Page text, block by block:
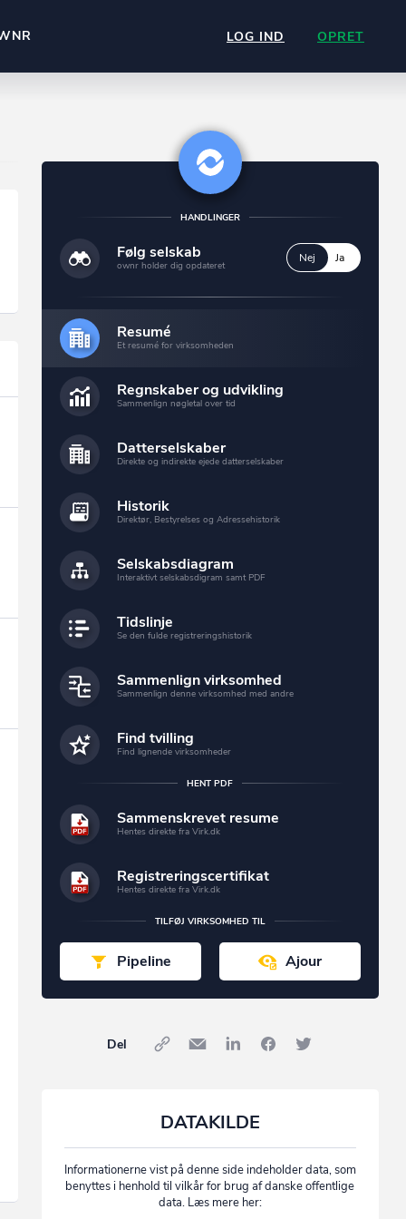
LOG IND OPRET
HANDLINGER
Følg selskab
ownr holder dig opdateret
Nej Ja
Resumé
Et resumé for virksomheden
Regnskaber og udvikling
Sammenlign nøgletal over tid
Datterselskaber
Direkte og indirekte ejede datterselskaber
Historik
Direktør, Bestyrelses og Adressehistorik
Selskabsdiagram
Interaktivt selskabsdigram samt PDF
Tidslinje
Se den fulde registreringshistorik
Sammenlign virksomhed
Sammenlign denne virksomhed med andre
Find tvilling
Find lignende virksomheder
HENT PDF
Sammenskrevet resume
Hentes direkte fra Virk.dk
Registreringscertifikat
Hentes direkte fra Virk.dk
TILFØJ VIRKSOMHED TIL
Pipeline Ajour
Del
DATAKILDE
Informationerne vist på denne side indeholder data, som
benyttes i henhold til vilkår for brug af danske offentlige
data. Læs mere her: